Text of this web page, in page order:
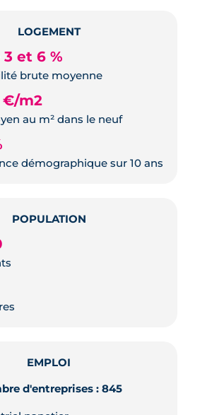
LOGEMENT
et 6 %
brute moyenne
€/m2
au m² dans le neuf
démographique sur 10 ans
POPULATION
EMPLOI
d'entreprises : 845